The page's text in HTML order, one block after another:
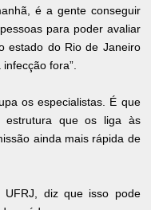
é a gente conseguir
para poder avaliar
estado do Rio de Janeiro
fora”.
os especialistas. É que
estrutura que os liga às
ainda mais rápida de
UFRJ, diz que isso pode